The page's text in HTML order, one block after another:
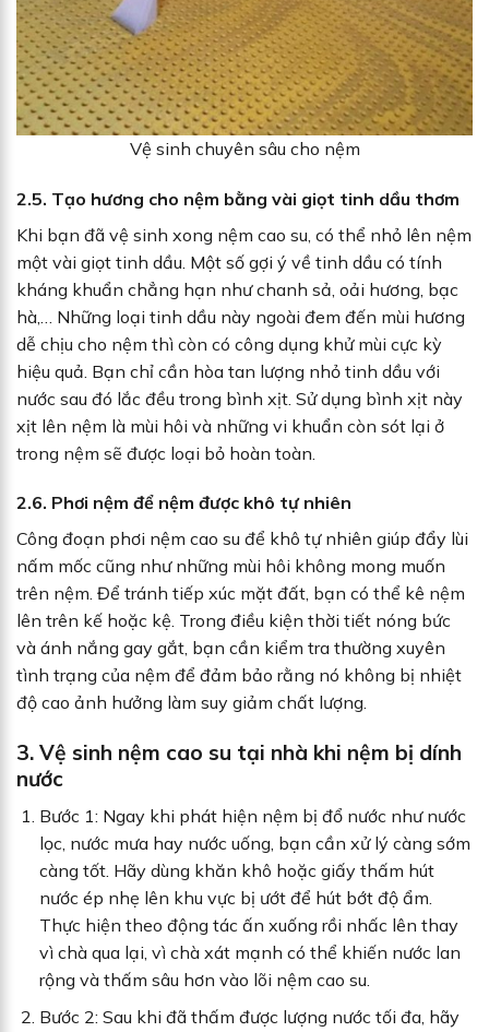
Vệ sinh chuyên sâu cho nệm
2.5. Tạo hương cho nệm bằng vài giọt tinh dầu thơm
Khi bạn đã vệ sinh xong nệm cao su, có thể nhỏ lên nệm
một vài giọt tinh dầu. Một số gợi ý về tinh dầu có tính
kháng khuẩn chẳng hạn như chanh sả, oải hương, bạc
hà,… Những loại tinh dầu này ngoài đem đến mùi hương
dễ chịu cho nệm thì còn có công dụng khử mùi cực kỳ
hiệu quả. Bạn chỉ cần hòa tan lượng nhỏ tinh dầu với
nước sau đó lắc đều trong bình xịt. Sử dụng bình xịt này
xịt lên nệm là mùi hôi và những vi khuẩn còn sót lại ở
trong nệm sẽ được loại bỏ hoàn toàn.
2.6. Phơi nệm để nệm được khô tự nhiên
Công đoạn phơi nệm cao su để khô tự nhiên giúp đẩy lùi
nấm mốc cũng như những mùi hôi không mong muốn
trên nệm. Để tránh tiếp xúc mặt đất, bạn có thể kê nệm
lên trên kế hoặc kệ. Trong điều kiện thời tiết nóng bức
và ánh nắng gay gắt, bạn cần kiểm tra thường xuyên
tình trạng của nệm để đảm bảo rằng nó không bị nhiệt
độ cao ảnh hưởng làm suy giảm chất lượng.
3. Vệ sinh nệm cao su tại nhà khi nệm bị dính
nước
Bước 1: Ngay khi phát hiện nệm bị đổ nước như nước
lọc, nước mưa hay nước uống, bạn cần xử lý càng sớm
càng tốt. Hãy dùng khăn khô hoặc giấy thấm hút
nước ép nhẹ lên khu vực bị ướt để hút bớt độ ẩm.
Thực hiện theo động tác ấn xuống rồi nhấc lên thay
vì chà qua lại, vì chà xát mạnh có thể khiến nước lan
rộng và thấm sâu hơn vào lõi nệm cao su.
Bước 2: Sau khi đã thấm được lượng nước tối đa, hãy